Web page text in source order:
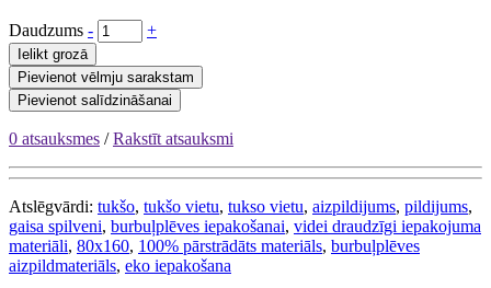
Daudzums - +
Ielikt grozā
Pievienot vēlmju sarakstam
Pievienot salīdzināšanai
0 atsauksmes /Rakstīt atsauksmi
Atslēgvārdi: tukšo, tukšo vietu, tukso vietu, aizpildijums, pildijums,
gaisa spilveni, burbuļplēves iepakošanai, videi draudzīgi iepakojuma
materiāli, 80x160, 100% pārstrādāts materiāls, burbuļplēves
aizpildmateriāls, eko iepakošana